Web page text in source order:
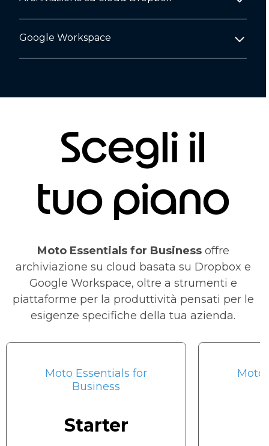
Google Workspace
Scegli il
tuo piano
Moto Essentials for Businessoffre
archiviazione su cloud basata su Dropbox e
Google Workspace, oltre a strumenti e
piattaforme per la produttività pensati per le
esigenze specifiche della tua azienda.
Moto Essentials for
Business
Starter
Moto